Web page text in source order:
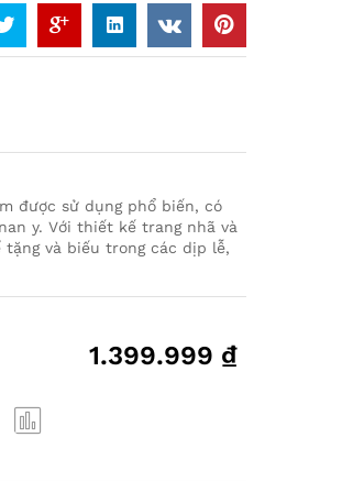
được sử dụng phổ biến, có
y. Với thiết kế trang nhã và
tặng và biếu trong các dịp lễ,
1.399.999 ₫